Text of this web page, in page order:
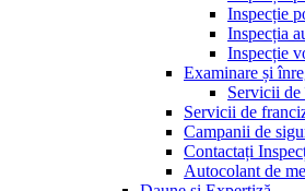
Inspecție
Inspecția
Inspecție
Examinare și
Servicii de
Servicii de
Campanii de
Contactați
Autocolant de